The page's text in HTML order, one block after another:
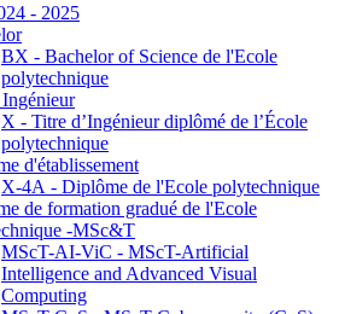
- 2025
BX - Bachelor of Science de l'Ecole
polytechnique
X - Titre d’Ingénieur diplômé de l’École
polytechnique
d'établissement
X-4A - Diplôme de l'Ecole polytechnique
de formation gradué de l'Ecole
-MSc&T
MScT-AI-ViC - MScT-Artificial
Intelligence and Advanced Visual
Computing